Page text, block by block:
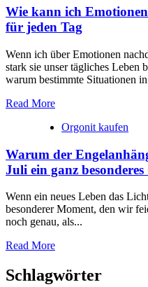
Wie kann ich
für jeden Tag
Wenn ich über Emotionen
stark ‍sie ⁤unser ⁢tägliches Leben
warum bestimmte ‌Situationen
Read More
Orgonit kaufen
Warum der
Juli ein ganz besonderes
Wenn ein neues Leben das
besonderer Moment, den wir
noch genau, als...
Read More
Schlagwörter